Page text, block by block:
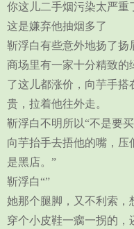
你这儿二手烟污染太严重
这是嫌弃他抽烟多了
靳浮白有些意外地扬了扬
商场里有一家十分精致的
了这儿都涨价，向芋手搭
贵，拉着他往外走。
靳浮白不明所以“不是要
向芋抬手去捂他的嘴，压
是黑店。”
靳浮白“”
她那个腿脚，又不利索，
穿个小皮鞋一瘸一拐的，